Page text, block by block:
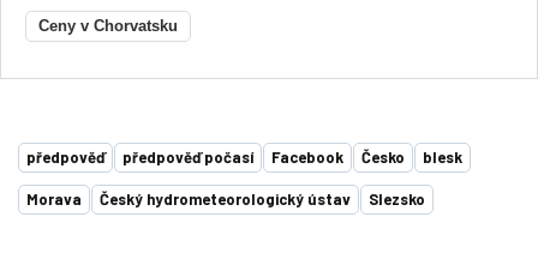
Ceny v Chorvatsku
předpověď předpověď počasí Facebook Česko blesk
Morava Český hydrometeorologický ústav Slezsko